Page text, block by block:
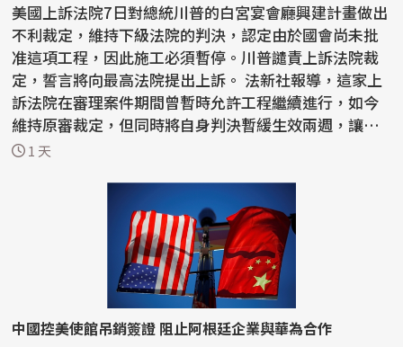
美國上訴法院7日對總統川普的白宮宴會廳興建計畫做出
不利裁定，維持下級法院的判決，認定由於國會尚未批
准這項工程，因此施工必須暫停。川普譴責上訴法院裁
定，誓言將向最高法院提出上訴。 法新社報導，這家上
訴法院在審理案件期間曾暫時允許工程繼續進行，如今
維持原審裁定，但同時將自身判決暫緩生效兩週，讓川
普有...
1 天
中國控美使館吊銷簽證 阻止阿根廷企業與華為合作